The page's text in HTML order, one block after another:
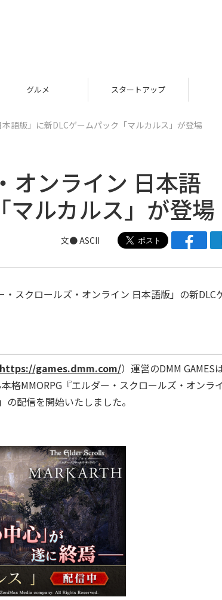
グルメ スタートアップ
語版」に新DLCゲームパック「マルカルス」が登場
オンライン 日本語
マルカルス」が登場
文● ASCII
スクロールズ・オンライン 日本語版」の新DLC
https://games.dmm.com/）運営のDMM GAMESは
格MMORPG『エルダー・スクロールズ・オンラ
配信を開始いたしました。